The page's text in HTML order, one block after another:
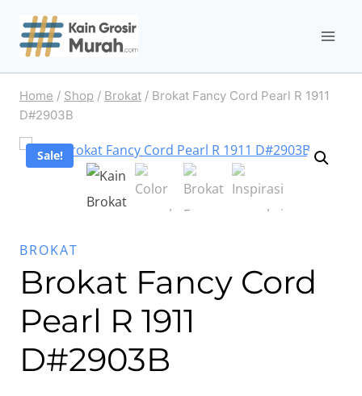
Home / Shop / Brokat / Brokat Fancy Cord Pearl R 1911
D#2903B
Sale!
BROKAT
Brokat Fancy Cord
Pearl R 1911
D#2903B